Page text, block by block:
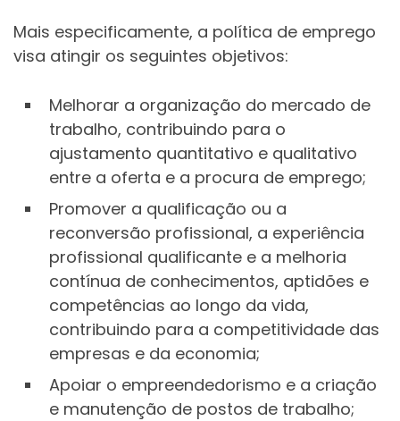
Mais especificamente, a política de emprego
visa atingir os seguintes objetivos:
Melhorar a organização do mercado de
trabalho, contribuindo para o
ajustamento quantitativo e qualitativo
entre a oferta e a procura de emprego;
Promover a qualificação ou a
reconversão profissional, a experiência
profissional qualificante e a melhoria
contínua de conhecimentos, aptidões e
competências ao longo da vida,
contribuindo para a competitividade das
empresas e da economia;
Apoiar o empreendedorismo e a criação
e manutenção de postos de trabalho;